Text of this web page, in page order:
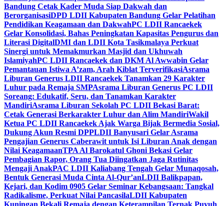
Bandung Cetak Kader Muda Siap Dakwah dan
BerorganisasiDPD LDII Kabupaten Bandung Gelar Pelatihan
Pendidikan Keagamaan dan DakwahPC LDII Rancaekek
Gelar Konsolidasi, Bahas Peningkatan Kapasitas Pengurus dan
Literasi DigitalDMI dan LDII Kota Tasikmalaya Perkuat
Sinergi untuk Memakmurkan Masjid dan Ukhuwah
IslamiyahPC LDII Rancaekek dan DKM Al Awwabin Gelar
Pemantauan Istiwa A’zam, Arah Kiblat TerverifikasiAsrama
Liburan Generus LDII Rancaekek Tanamkan 29 Karakter
Luhur pada Remaja SMPAsrama Liburan Generus PC LDII
Soreang: Edukatif, Seru, dan Tanamkan Karakter
MandiriAsrama Liburan Sekolah PC LDII Bekasi Barat:
Cetak Generasi Berkarakter Luhur dan Alim MandiriWakil
Ketua PC LDII Rancaekek Ajak Warga Bijak Bermedia Sosial,
Dukung Akun Resmi DPPLDII Banyusari Gelar Asrama
Pengajian Generus Caberawit untuk Isi Liburan Anak dengan
Nilai KeagamaanTPA Al Barokatul Ghoni Bekasi Gelar
Pembagian Rapor, Orang Tua Diingatkan Jaga Rutinitas
Mengaji AnakPAC LDII Kaliabang Tengah Gelar Munaqosah,
Bentuk Generasi Muda Cinta Al-Qur’anLDII Balikpapan,
Kejari, dan Kodim 0905 Gelar Seminar Kebangsaan: Tangkal
Radikalisme, Perkuat Nilai PancasilaLDII Kabupaten